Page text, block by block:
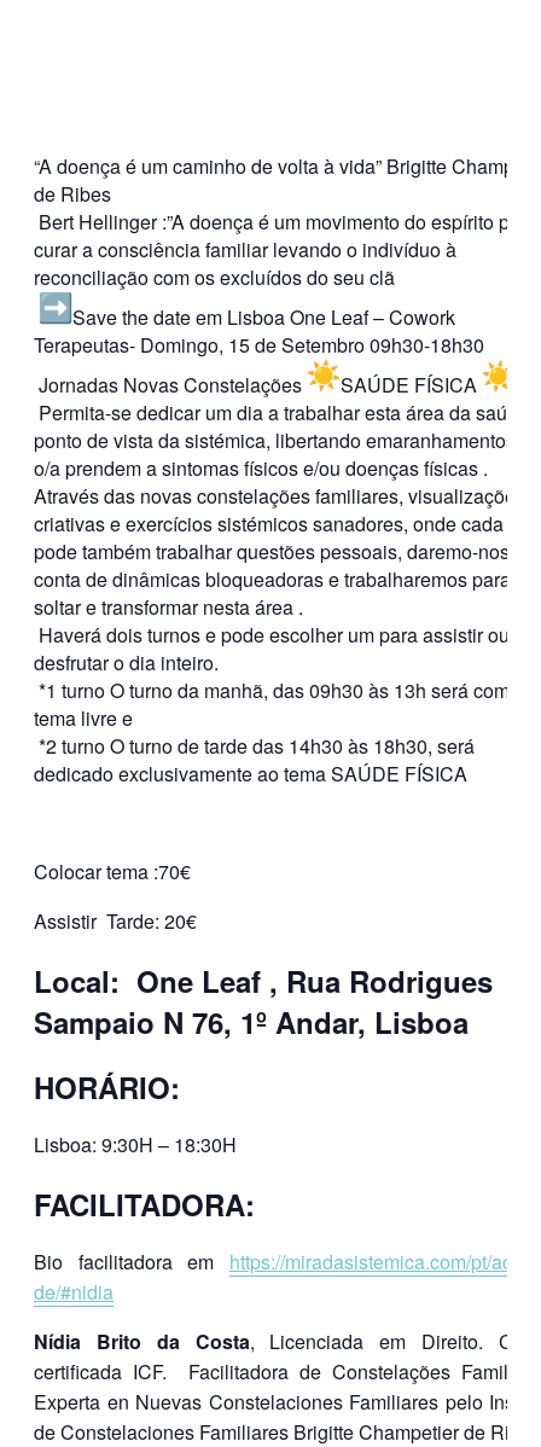
“A doença é um caminho de volta à vida” Brigitte
de Ribes
Bert Hellinger :”A doença é um movimento do espírito para
curar a consciência familiar levando o indivíduo à
reconciliação com os excluídos do seu clã
Save the date em Lisboa One Leaf – Cowork
Terapeutas- Domingo, 15 de Setembro 09h30-18h30
Jornadas Novas Constelações
SAÚDE FÍSICA
Permita-se dedicar um dia a trabalhar esta área da saúde
ponto de vista da sistémica, libertando emaranhamentos
o/a prendem a sintomas físicos e/ou doenças físicas .
Através das novas constelações familiares, visualizações
criativas e exercícios sistémicos sanadores, onde cada um
pode também trabalhar questões pessoais, daremo-nos
conta de dinâmicas bloqueadoras e trabalharemos para
soltar e transformar nesta área .
Haverá dois turnos e pode escolher um para assistir ou
desfrutar o dia inteiro.
*1 turno O turno da manhã, das 09h30 às 13h será com
tema livre e
*2 turno O turno de tarde das 14h30 às 18h30, será
dedicado exclusivamente ao tema SAÚDE FÍSICA
Colocar tema :70€
Assistir Tarde: 20€
Local: One Leaf , Rua Rodrigues
Sampaio N 76, 1º Andar, Lisboa
HORÁRIO:
Lisboa: 9:30H – 18:30H
FACILITADORA:
Bio facilitadora em https://miradasistemica.com/pt/
de/#nidia
Nídia Brito da Costa, Licenciada em Direito.
certificada ICF. Facilitadora de Constelações
Experta en Nuevas Constelaciones Familiares pelo
de Constelaciones Familiares Brigitte Champetier de